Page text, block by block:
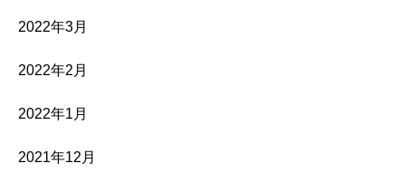
2022年3月
2022年2月
2022年1月
2021年12月